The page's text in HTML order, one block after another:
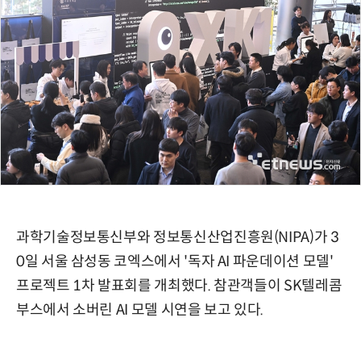
과학기술정보통신부와 정보통신산업진흥원(NIPA)가 3
0일 서울 삼성동 코엑스에서 '독자 AI 파운데이션 모델'
프로젝트 1차 발표회를 개최했다. 참관객들이 SK텔레콤
부스에서 소버린 AI 모델 시연을 보고 있다.